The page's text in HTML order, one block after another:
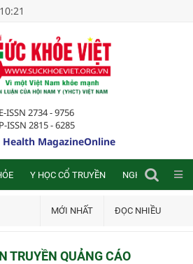
E-ISSN 2734 - 9756
P-ISSN 2815 - 6285
MagazineOnline
Y HỌC CỔ TRUYỀN NGHIÊN CỨU
MỚI NHẤT ĐỌC NHIỀU
TRUYỀN QUẢNG CÁO